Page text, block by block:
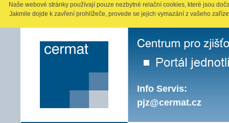
Naše webové stránky používají pouze nezbytné relační cookies, které jsou
Jakmile dojde k zavření prohlížeče, provede se jejich vymazání z vašeho
Info Servis:
pjz@cermat.cz